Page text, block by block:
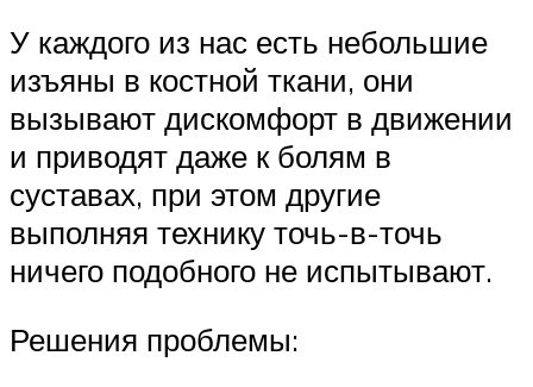
У каждого из нас есть небольшие
изъяны в костной ткани, они
вызывают дискомфорт в движении
и приводят даже к болям в
суставах, при этом другие
выполняя технику точь-в-точь
ничего подобного не испытывают.
Решения проблемы: